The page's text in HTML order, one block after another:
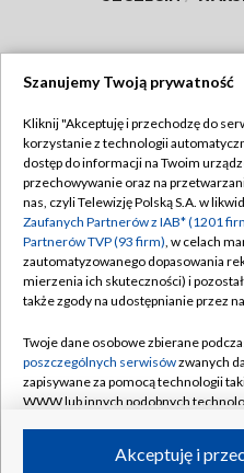
Abonament TVP
Emisja w TVP
Centrum informacji TVP
Naziemna Telewizja
Rada Programowa
System NOS
Informacje o nadawcy
Program dla prasy
Polityka
Szanujemy Twoją prywatność
Kliknij "Akceptuję i przechodzę do
korzystanie z technologii
dostęp do informacji na Twoim
przechowywanie oraz na
nas, czyli Telewizję Polską S.A. w
Zaufanych Partnerów z IAB* (1201
Partnerów TVP (93 firm), w celach
zautomatyzowanego dopasowania
mierzenia ich skuteczności) i
także zgody na udostępnianie przez
Twoje dane osobowe zbierane
poszczególnych serwisówzwanych
zapisywane za pomocą technologii
WWW lub innych podobnych
ruchu w Internecie.Akceptuję i